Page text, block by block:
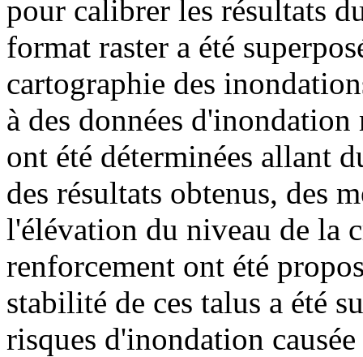
pour calibrer les résultats
format raster a été
cartographie des
à des données d'inondation
ont été déterminées allant
des résultats obtenus, des
l'élévation du niveau de la
renforcement ont été
stabilité de ces talus a été
risques d'inondation